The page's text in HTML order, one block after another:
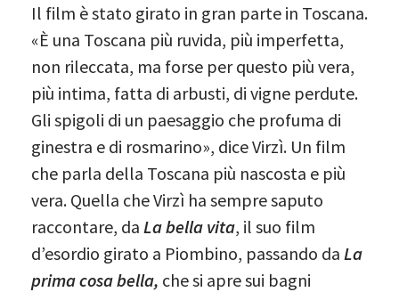
Il film è stato girato in gran parte in Toscana.
«È una Toscana più ruvida, più imperfetta,
non rileccata, ma forse per questo più vera,
più intima, fatta di arbusti, di vigne perdute.
Gli spigoli di un paesaggio che profuma di
ginestra e di rosmarino», dice Virzì. Un film
che parla della Toscana più nascosta e più
vera. Quella che Virzì ha sempre saputo
raccontare, da La bella vita, il suo film
d’esordio girato a Piombino, passando da La
prima cosa bella, che si apre sui bagni